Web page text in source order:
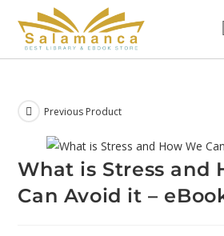
Previous Product
What is Stress and
Can Avoid it –